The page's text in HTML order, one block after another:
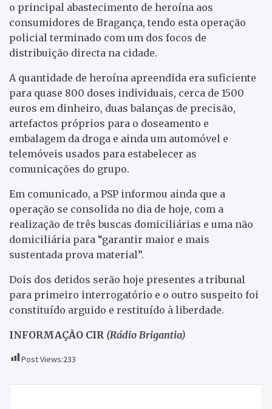
o principal abastecimento de heroína aos
consumidores de Bragança, tendo esta operação
policial terminado com um dos focos de
distribuição directa na cidade.
A quantidade de heroína apreendida era suficiente
para quase 800 doses individuais, cerca de 1500
euros em dinheiro, duas balanças de precisão,
artefactos próprios para o doseamento e
embalagem da droga e ainda um automóvel e
telemóveis usados para estabelecer as
comunicações do grupo.
Em comunicado, a PSP informou ainda que a
operação se consolida no dia de hoje, com a
realização de três buscas domiciliárias e uma não
domiciliária para “garantir maior e mais
sustentada prova material”.
Dois dos detidos serão hoje presentes a tribunal
para primeiro interrogatório e o outro suspeito foi
constituído arguido e restituído à liberdade.
INFORMAÇÃO CIR (Rádio Brigantia)
Post Views:233